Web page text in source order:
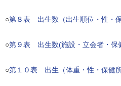
○第８表 出生数（出生順位・性・保
○第９表 出生数(施設・立会者・保
○第１０表 出生（体重・性・保健所